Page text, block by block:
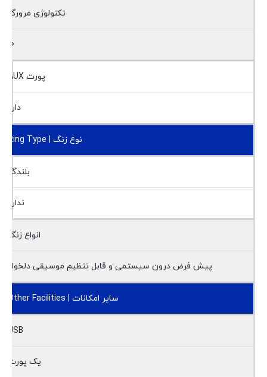
تکنولوژی مرورگر
10
پورت AUX
دارد
نوع زنگ | Ring Type
بلندگو
ندارد
انواع زنگ
پیش فرض درون سیستمی و قابل تنظیم موسیقی دلخواه
سایر امکانات | Other Facilities
USB
یک پورت